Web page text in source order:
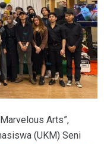
Arts”,
(UKM) Seni